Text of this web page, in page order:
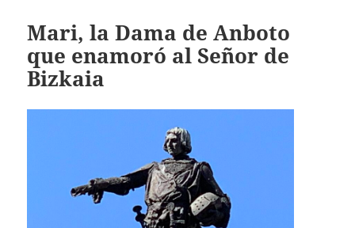
Mari, la Dama de Anboto
que enamoró al Señor de
Bizkaia